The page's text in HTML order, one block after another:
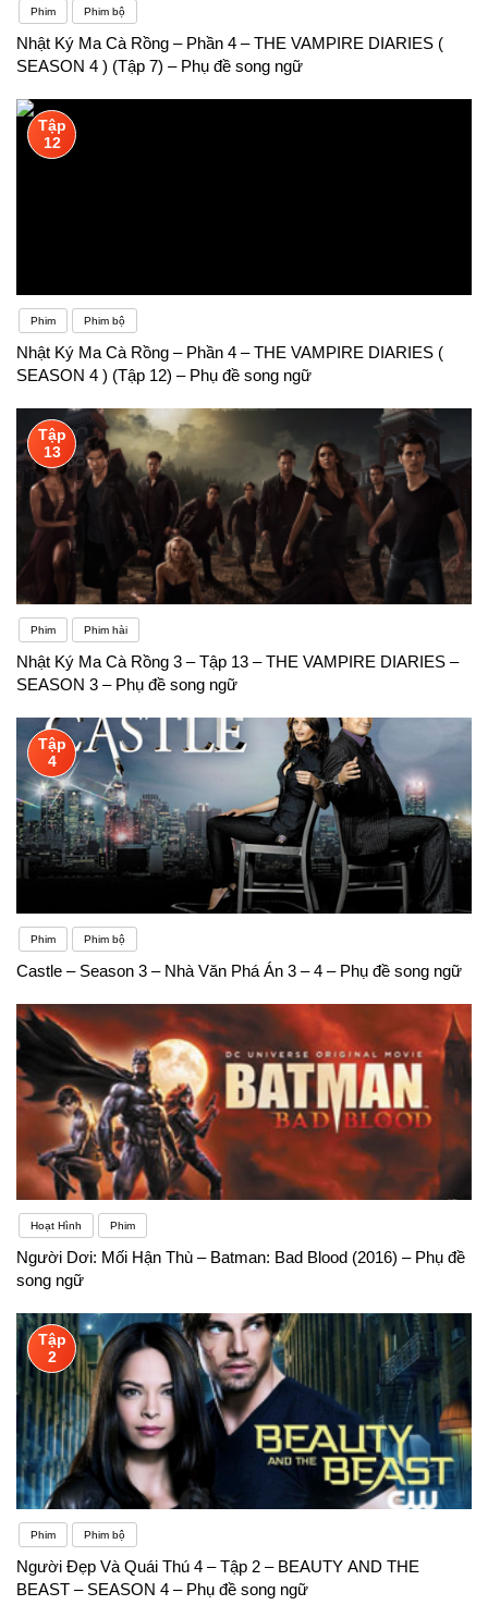
Phim Phim bộ
Nhật Ký Ma Cà Rồng – Phần 4 – THE VAMPIRE DIARIES (
SEASON 4 ) (Tập 7) – Phụ đề song ngữ
Tập
12
Phim Phim bộ
Nhật Ký Ma Cà Rồng – Phần 4 – THE VAMPIRE DIARIES (
SEASON 4 ) (Tập 12) – Phụ đề song ngữ
Tập
13
Phim Phim hài
Nhật Ký Ma Cà Rồng 3 – Tập 13 – THE VAMPIRE DIARIES –
SEASON 3 – Phụ đề song ngữ
Tập
4
Phim Phim bộ
Castle – Season 3 – Nhà Văn Phá Án 3 – 4 – Phụ đề song ngữ
Hoạt Hình Phim
Người Dơi: Mối Hận Thù – Batman: Bad Blood (2016) – Phụ đề
song ngữ
Tập
2
Phim Phim bộ
Người Đẹp Và Quái Thú 4 – Tập 2 – BEAUTY AND THE
BEAST – SEASON 4 – Phụ đề song ngữ